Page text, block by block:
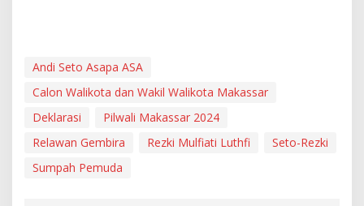
Andi Seto Asapa ASA
Calon Walikota dan Wakil Walikota Makassar
Deklarasi
Pilwali Makassar 2024
Relawan Gembira
Rezki Mulfiati Luthfi
Seto-Rezki
Sumpah Pemuda